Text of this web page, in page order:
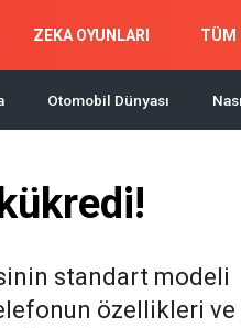
ZEKA OYUNLARI TÜM
Otomobil Dünyası
standart modeli
özellikleri ve